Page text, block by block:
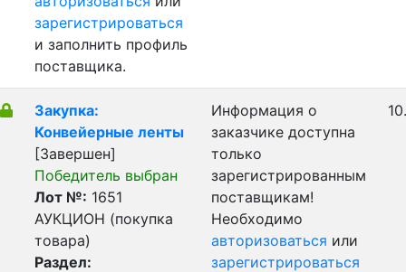
зарегистрироваться
и заполнить профиль
поставщика.
Закупка:
Конвейерные ленты
[Завершен]
Победитель выбран
Лот №: 1651
АУКЦИОН (покупка
товара)
Раздел:
Информация о
заказчике доступна
только
зарегистрированным
поставщикам!
Необходимо
авторизоваться или
зарегистрироваться